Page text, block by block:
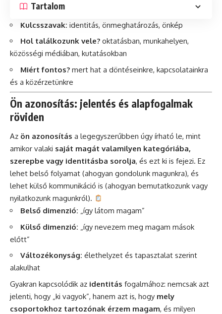
Tartalom
Kulcsszavak: identitás, önmeghatározás, önkép
Hol találkozunk vele? oktatásban, munkahelyen,
közösségi médiában, kutatásokban
Miért fontos? mert hat a döntéseinkre, kapcsolatainkra
és a közérzetünkre
Ön azonosítás: jelentés és alapfogalmak
röviden
Az ön azonosítás a legegyszerűbben úgy írható le, mint
amikor valaki saját magát valamilyen kategóriába,
szerepbe vagy identitásba sorolja, és ezt ki is fejezi. Ez
lehet belső folyamat (ahogyan gondolunk magunkra), és
lehet külső kommunikáció is (ahogyan bemutatkozunk vagy
nyilatkozunk magunkról).
Belső dimenzió: „így látom magam”
Külső dimenzió: „így nevezem meg magam mások
előtt”
Változékonyság: élethelyzet és tapasztalat szerint
alakulhat
Gyakran kapcsolódik az identitás fogalmához: nemcsak azt
jelenti, hogy „ki vagyok”, hanem azt is, hogy mely
csoportokhoz tartozónak érzem magam, és milyen